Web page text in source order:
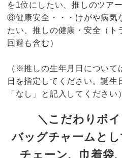
を1位にしたい、推しのツア
⑥健康安全・・・けがや病気
たい、推しの健康・安全（ト
回避も含む）
（※推しの生年月日について
日を指定してください。誕
「なし」と記入してください）
＼こだわりポ
バッグチャームと
チェーン、巾着袋